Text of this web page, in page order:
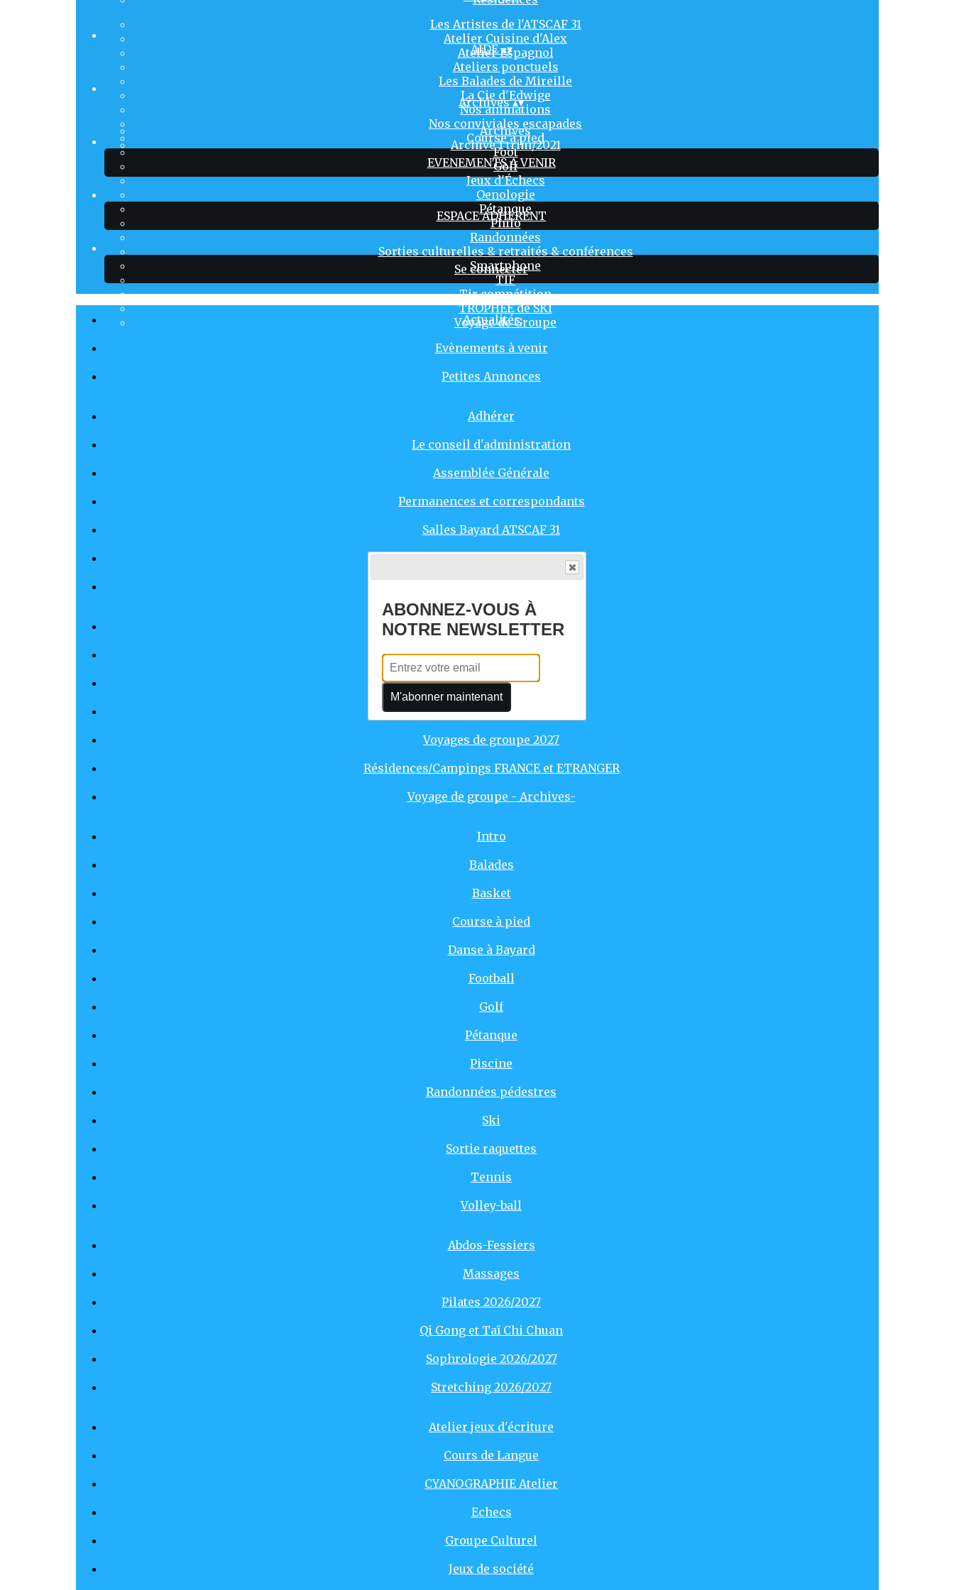
Les Artistes de l'ATSCAF 31
Atelier Cuisine d'Alex
Atelier Espagnol
Ateliers ponctuels
Les Balades de Mireille
La Cie d'Edwige
Nos animations
Nos conviviales escapades
Course à pied
Foot
Golf
Jeux d'Échecs
Oenologie
Pétanque
Philo
Randonnées
Sorties culturelles & retraités & conférences
Smartphone
TIF
Tir compétition
TROPHÉE de SKI
Voyage de Groupe
AIDE▴▾
Archives▴▾
Archives
Archive 1 trim/2021
EVENEMENTS A VENIR
ESPACE ADHERENT
Se connecter
Actualités
Evènements à venir
Petites Annonces
Adhérer
Le conseil d'administration
Assemblée Générale
Permanences et correspondants
Salles Bayard ATSCAF 31
Responsables d'activités
Intro
Voyages individuels
Voyages de groupe 2025
Voyages de groupe 2026
Voyages de groupe 2027
Résidences/Campings FRANCE et ETRANGER
Voyage de groupe - Archives-
Intro
Balades
Basket
Course à pied
Danse à Bayard
Football
Golf
Pétanque
Piscine
Randonnées pédestres
Ski
Sortie raquettes
Tennis
Volley-ball
Abdos-Fessiers
Massages
Pilates 2026/2027
Qi Gong et Taï Chi Chuan
Sophrologie 2026/2027
Stretching 2026/2027
Atelier jeux d'écriture
Cours de Langue
CYANOGRAPHIE Atelier
Echecs
Groupe Culturel
Jeux de société
ABONNEZ-VOUS À
NOTRE NEWSLETTER
M'abonner maintenant